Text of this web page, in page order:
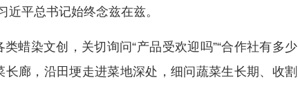
近平总书记始终念兹在兹。
蜡染文创，关切询问“产品受欢迎吗”“合作社有多少
廊，沿田埂走进菜地深处，细问蔬菜生长期、收割